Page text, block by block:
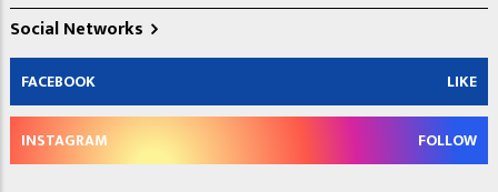
Social Networks
FACEBOOK LIKE
INSTAGRAM FOLLOW